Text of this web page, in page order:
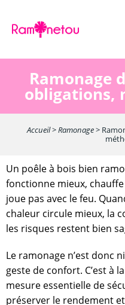
Ramonage
obligations,
Accueil>Ramonage>
Un poêle à bois bien
fonctionne mieux,
joue pas avec le feu.
chaleur circule mieux, la
les risques restent bien
Le ramonage n’est donc
geste de confort. C’est à
mesure essentielle de
préserver le rendement